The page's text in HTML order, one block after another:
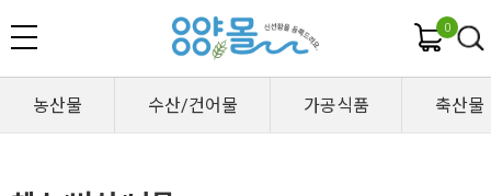
0
농산물 수산/건어물 가공식품 축산물